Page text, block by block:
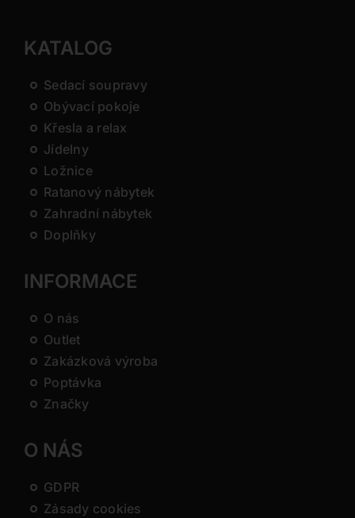
KATALOG
Sedací soupravy
Obývací pokoje
Křesla a relax
Jídelny
Ložnice
Ratanový nábytek
Zahradní nábytek
Doplňky
INFORMACE
O nás
Outlet
Zakázková výroba
Poptávka
Značky
O NÁS
GDPR
Zásady cookies